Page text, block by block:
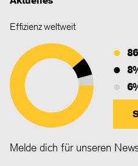
Effizienz weltweit
Melde dich für unseren